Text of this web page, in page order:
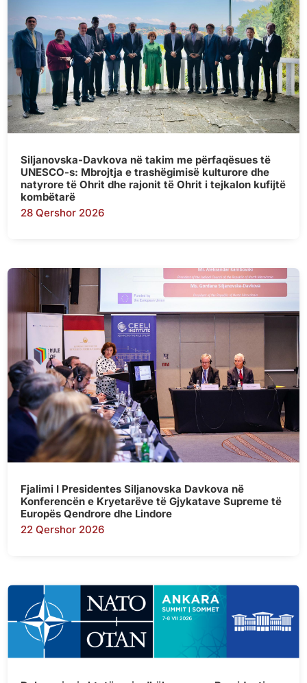
Siljanovska-Davkova në takim me përfaqësues të
UNESCO-s: Mbrojtja e trashëgimisë kulturore dhe
natyrore të Ohrit dhe rajonit të Ohrit i tejkalon kufijtë
kombëtarë
28 Qershor 2026
Fjalimi I Presidentes Siljanovska Davkova në
Konferencën e Kryetarëve të Gjykatave Supreme të
Europës Qendrore dhe Lindore
22 Qershor 2026